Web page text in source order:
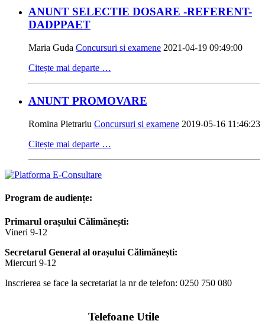
ANUNT SELECTIE DOSARE -REFERENT-
DADPPAET
Maria Guda Concursuri si examene 2021-04-19 09:49:00
Citește mai departe …
ANUNT PROMOVARE
Romina Pietrariu Concursuri si examene 2019-05-16 11:46:23
Citește mai departe …
Program de audiențe:
Primarul orașului Călimănești:
Vineri 9-12
Secretarul General al orașului Călimănești:
Miercuri 9-12
Inscrierea se face la secretariat la nr de telefon: 0250 750 080
Telefoane Utile